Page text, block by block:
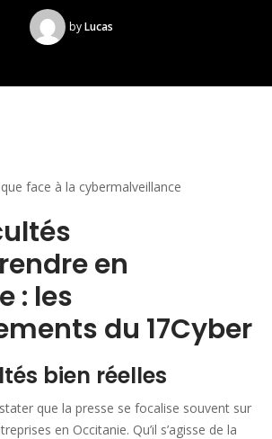
by Lucas
face à la cybermalveillance
en
: les
du 17Cyber
bien réelles
que la presse se focalise souvent sur
en Occitanie. Qu’il s’agisse de la